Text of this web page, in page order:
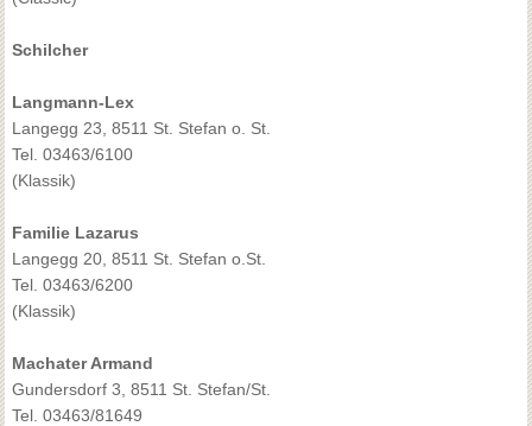
Schilcher
Langmann-Lex
Langegg 23, 8511 St. Stefan o. St.
Tel. 03463/6100
(Klassik)
Familie Lazarus
Langegg 20, 8511 St. Stefan o.St.
Tel. 03463/6200
(Klassik)
Machater Armand
Gundersdorf 3, 8511 St. Stefan/St.
Tel. 03463/81649